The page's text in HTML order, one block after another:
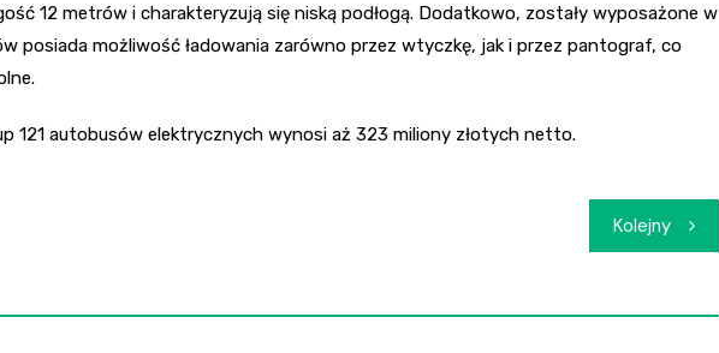
12 metrów i charakteryzują się niską podłogą. Dodatkowo, zostały wyposażone w
posiada możliwość ładowania zarówno przez wtyczkę, jak i przez pantograf, co
121 autobusów elektrycznych wynosi aż 323 miliony złotych netto.
Kolejny